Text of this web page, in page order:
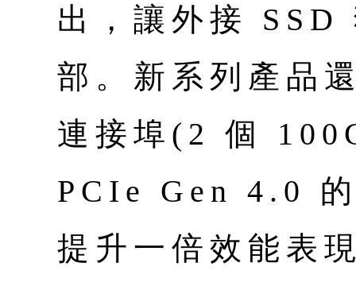
出，讓外接 SSD
部。新系列產品
連接埠(2 個
PCIe Gen 4.0
提升一倍效能表